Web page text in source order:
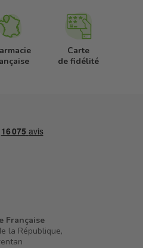
Carte
de fidélité
Française
la République,